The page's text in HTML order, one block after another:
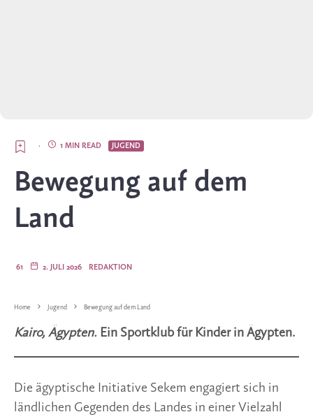
JUGEND
1 MIN READ
·
Bewegung auf dem
Land
REDAKTION
2. JULI 2026
61
Home Jugend Bewegung auf dem Land
Kairo, Ägypten. Ein Sportklub für Kinder in Ägypten.
Die ägyptische Initiative Sekem engagiert sich in
ländlichen Gegenden des Landes in einer Vielzahl